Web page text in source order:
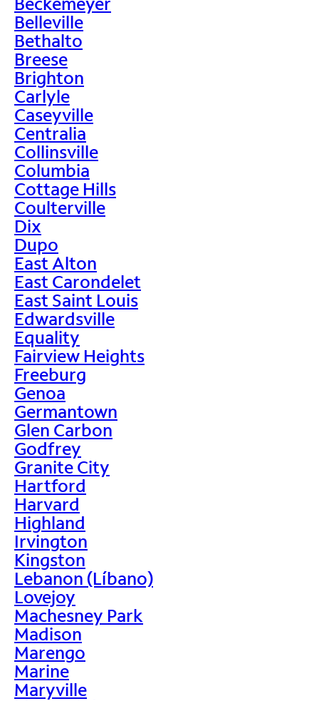
Belleville
Bethalto
Breese
Brighton
Carlyle
Caseyville
Centralia
Collinsville
Columbia
Cottage Hills
Coulterville
Dix
Dupo
East Alton
East Carondelet
East Saint Louis
Edwardsville
Equality
Fairview Heights
Freeburg
Genoa
Germantown
Glen Carbon
Godfrey
Granite City
Hartford
Harvard
Highland
Irvington
Kingston
Lebanon (Líbano)
Lovejoy
Machesney Park
Madison
Marengo
Marine
Maryville